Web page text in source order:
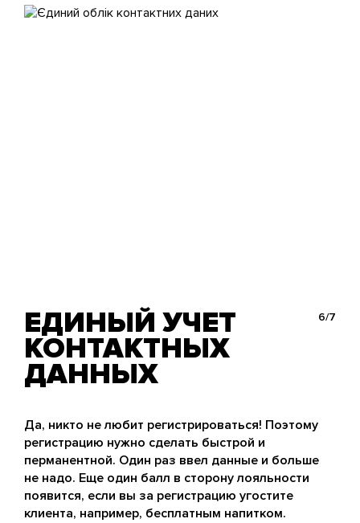
ЕДИНЫЙ УЧЕТ
КОНТАКТНЫХ
ДАННЫХ
6/7
Да, никто не любит регистрироваться! Поэтому
регистрацию нужно сделать быстрой и
перманентной. Один раз ввел данные и больше
не надо. Еще один балл в сторону лояльности
появится, если вы за регистрацию угостите
клиента, например, бесплатным напитком.